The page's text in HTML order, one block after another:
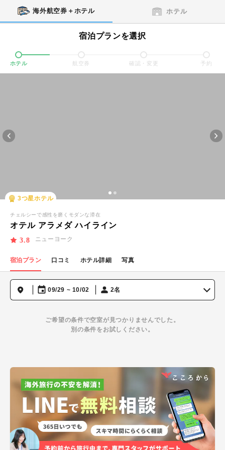
海外航空券＋ホテル ホテル
宿泊プランを選択
ホテル 航空券 確認・変更 予約
3つ星ホテル
チェルシーで感性を磨くモダンな滞在
オテル アラメダ ハイライン
3.8 ニューヨーク
宿泊プラン 口コミ ホテル詳細 写真
09/29 ~ 10/02 2名
ご希望の条件で空室が見つかりませんでした。
別の条件をお試しください。